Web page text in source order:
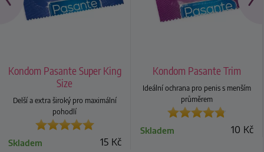
Kondom Pasante Super King
Size
Delší a extra široký pro maximální
pohodlí
15 Kč
Skladem
Kondom Pasante Trim
Ideální ochrana pro penis s menším
průměrem
10 Kč
Skladem